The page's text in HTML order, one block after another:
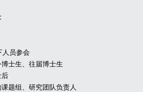
人员参会
士生、往届博士生
题组、研究团队负责人